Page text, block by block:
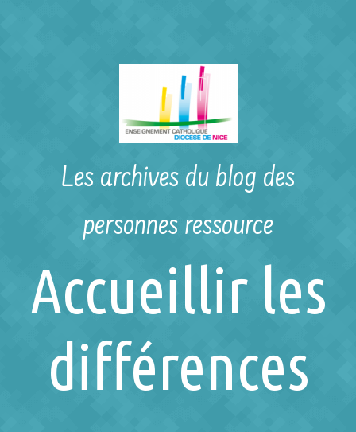
Les archives du blog des
personnes ressource
Accueillir les
différences